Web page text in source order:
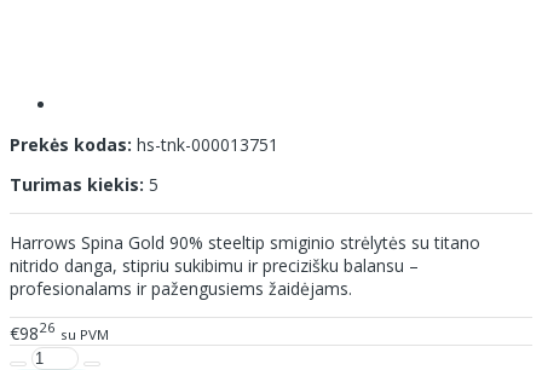
Prekės kodas: hs-tnk-000013751
Turimas kiekis: 5
Harrows Spina Gold 90% steeltip smiginio strėlytės su titano
nitrido danga, stipriu sukibimu ir precizišku balansu –
profesionalams ir pažengusiems žaidėjams.
€9826 su PVM